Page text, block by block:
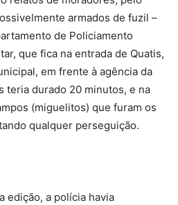
armados de fuzil –
de Policiamento
que fica na entrada de Quatis,
em frente à agência da
teria durado 20 minutos, e na
(miguelitos) que furam os
qualquer perseguição.
edição, a polícia havia